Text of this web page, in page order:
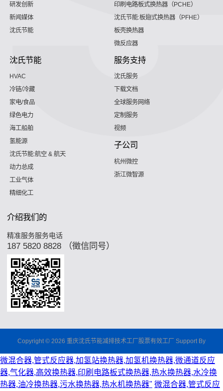
研发创新
新闻媒体
沈氏节能
印刷电路板式换热器（PCHE）
沈氏节能:板翅式换热器（PFHE）
板壳换热器
微反应器
沈氏节能
HVAC
冷链/冷藏
家电/食品
绿色电力
海工船舶
氢能源
沈氏节能:航空 & 航天
动力总成
工业气体
精细化工
服务支持
沈氏服务
下载文档
全球服务网络
定制服务
视频
子公司
杭州微控
浙江微智源
介绍我们的
精准服务服务电话
187 5820 8828 （徵信同号）
Copyright © 2026 重庆沈氏节能减排技术工厂股票有效工厂 Support By
微混合器,管式反应器,加氢站换热器,加氢机换热器,微通道反应
器,气化器,高效换热器,印刷电路板式换热器,热水换热器,水冷换
热器,油冷换热器,污水换热器,热水机换热器" 微混合器,管式反应